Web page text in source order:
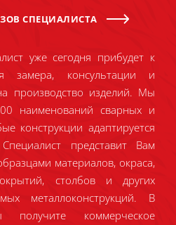
СПЕЦИАЛИСТА
уже сегодня прибудет к
консультации и
производство изделий. Мы
наименований сварных и
конструкции адаптируется
представит Вам
материалов, окраса,
столбов и других
металлоконструкций. В
коммерческое